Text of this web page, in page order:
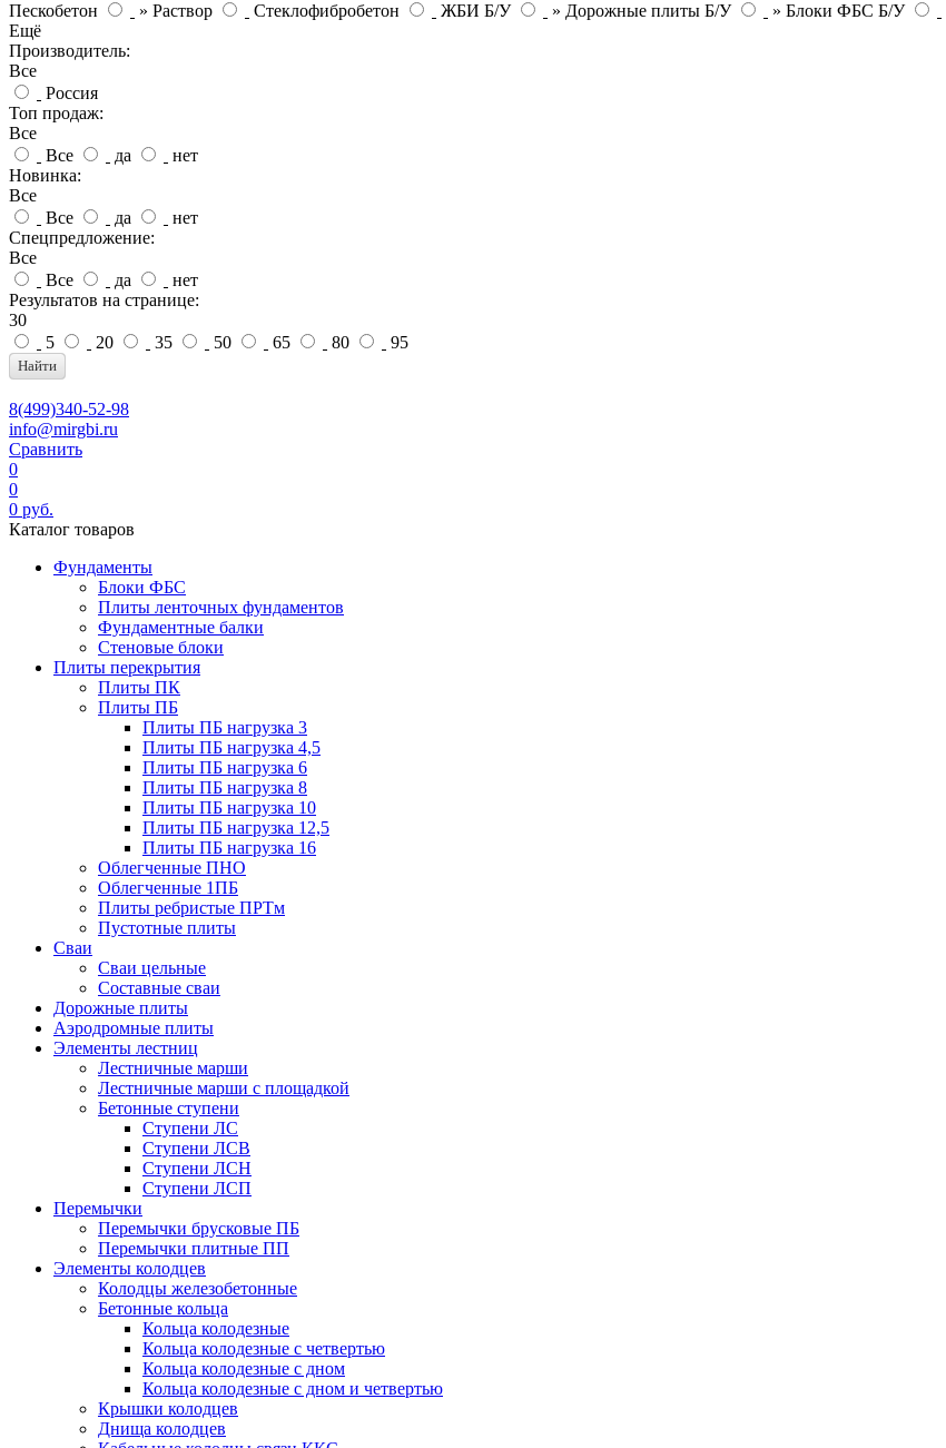
Пескобетон
» Раствор Стеклофибробетон ЖБИ Б/У » Дорожные плиты Б/У » Блоки ФБС Б/У
Ещё
Производитель:
Все
Россия
Топ продаж:
Все
Все
да
нет
Новинка:
Все
Все
да
нет
Спецпредложение:
Все
Все
да
нет
Результатов на странице:
30
5
20 35 50 65 80 95
Найти
8(499)340-52-98
info@mirgbi.ru
Сравнить
0
0
0 руб.
Каталог товаров
Фундаменты
Блоки ФБС
Плиты ленточных фундаментов
Фундаментные балки
Стеновые блоки
Плиты перекрытия
Плиты ПК
Плиты ПБ
Плиты ПБ нагрузка 3
Плиты ПБ нагрузка 4,5
Плиты ПБ нагрузка 6
Плиты ПБ нагрузка 8
Плиты ПБ нагрузка 10
Плиты ПБ нагрузка 12,5
Плиты ПБ нагрузка 16
Облегченные ПНО
Облегченные 1ПБ
Плиты ребристые ПРТм
Пустотные плиты
Сваи
Сваи цельные
Составные сваи
Дорожные плиты
Аэродромные плиты
Элементы лестниц
Лестничные марши
Лестничные марши с площадкой
Бетонные ступени
Ступени ЛС
Ступени ЛСВ
Ступени ЛСН
Ступени ЛСП
Перемычки
Перемычки брусковые ПБ
Перемычки плитные ПП
Элементы колодцев
Колодцы железобетонные
Бетонные кольца
Кольца колодезные
Кольца колодезные с четвертью
Кольца колодезные с дном
Кольца колодезные с дном и четвертью
Крышки колодцев
Днища колодцев